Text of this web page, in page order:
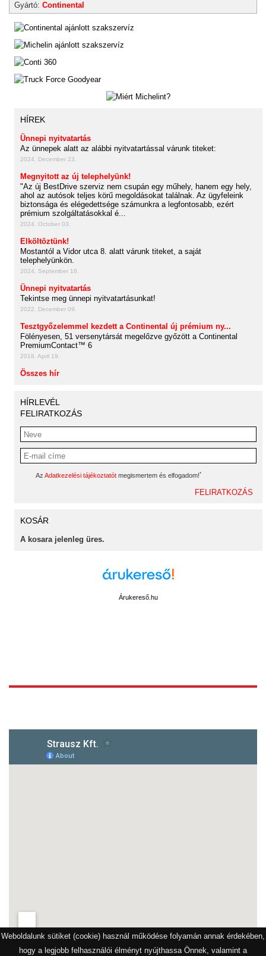
Weboldalunk sütiket (cookie) használ működése folyamán annak érdekében,
hogy a legjobb felhasználói élményt nyújthassa Önnek, valamint a
Gyártó: Continental
HÍREK
Ünnepi nyitvatartás
Az ünnepek alatt az alábbi nyitvatartással várunk titeket:
2024. December 23.
Megnyitott az új telephelyünk!
"Az új BestDrive szerviz nem csupán egy műhely, hanem egy hely,
ahol az autósok teljes körű megoldásokat találnak. Az ügyfeleink
biztonsága és elégedettsége számunkra a legfontosabb, ezért
prémium szolgáltatásokkal é...
2024. October 03.
Elköltöztünk!
Mostantól a Vidor utca 8. alatt várunk titeket, a saját
telephelyünkön.
2024. September 16.
Ünnepi nyitvatartás
Tekintse meg ünnepi nyitvatartásunkat!
2022. December 09.
Tesztgyőzelemmel kezdett a Continental új prémium ny...
Fölényesen, 51 versenytársát megelőzve győzött a Continental
PremiumContact™ 6
2018. April 19.
Összes hír
HÍRLEVÉL
FELIRATKOZÁS
Az Adatkezelési tájékoztatót megismertem és elfogadom!*
KOSÁR
A kosara jelenleg üres.
Árukereső.hu